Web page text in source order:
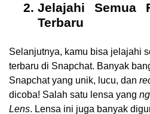
Jelajahi Semua
Terbaru
Selanjutnya, kamu bisa jelajahi
terbaru di Snapchat. Banyak
Snapchat yang unik, lucu, dan
dicoba! Salah satu lensa yang
Lens. Lensa ini juga banyak